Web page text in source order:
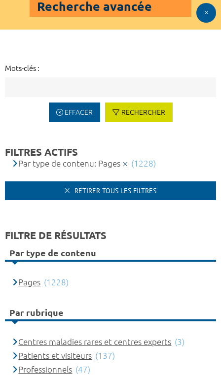
Recherche avancée
Mots-clés :
EFFACER RECHERCHER
FILTRES ACTIFS
Par type de contenu: Pages (1228)
RETIRER TOUS LES FILTRES
FILTRE DE RÉSULTATS
Par type de contenu
Pages (1228)
Par rubrique
Centres maladies rares et centres experts (3)
Patients et visiteurs (137)
Professionnels (47)